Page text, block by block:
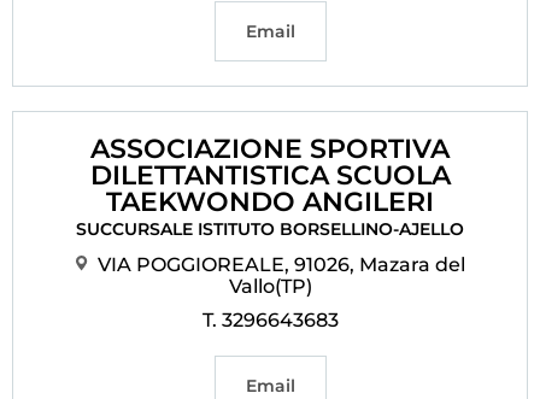
Email
ASSOCIAZIONE SPORTIVA
DILETTANTISTICA SCUOLA
TAEKWONDO ANGILERI
SUCCURSALE ISTITUTO BORSELLINO-AJELLO
VIA POGGIOREALE, 91026, Mazara del
Vallo(TP)
T. 3296643683
Email